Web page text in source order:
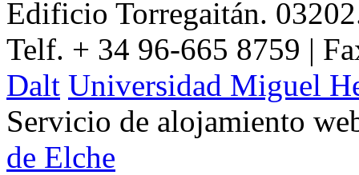
Edificio Torregaitán.
Telf. + 34 96-665 8759 |
Dalt Universidad Miguel
Servicio de alojamiento
de Elche